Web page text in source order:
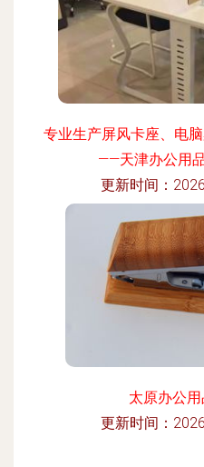
专业生产屏风卡座、电
——天津办公用
更新时间：
太原办公
更新时间：